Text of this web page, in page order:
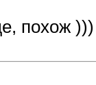
похож )))